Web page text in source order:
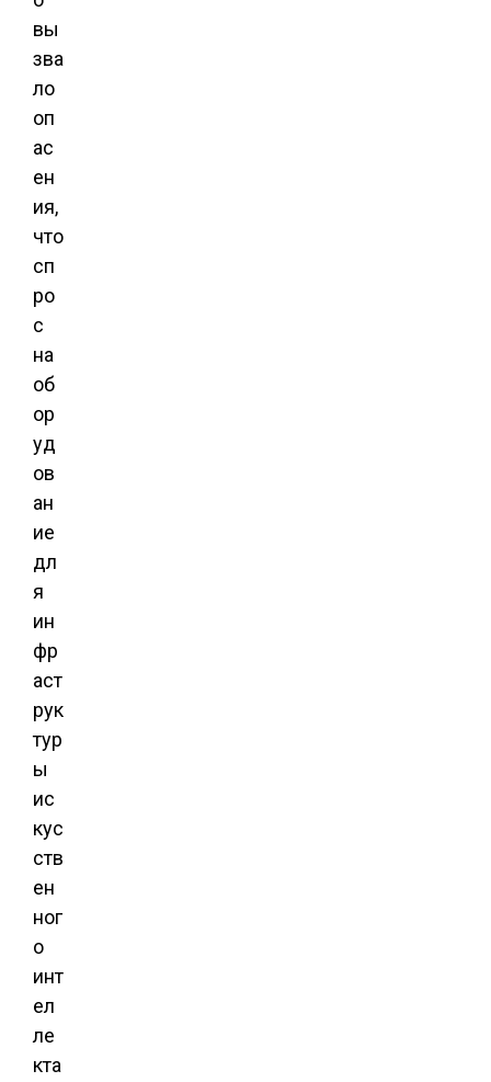
вы
зва
ло
оп
ас
ен
ия,
что
сп
ро
с
на
об
ор
уд
ов
ан
ие
дл
я
ин
фр
аст
рук
тур
ы
ис
кус
ств
ен
ног
о
инт
ел
ле
кта